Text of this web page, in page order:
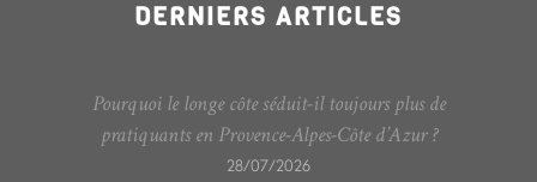
DERNIERS ARTICLES
Pourquoi le longe côte séduit-il toujours plus de
pratiquants en Provence-Alpes-Côte d’Azur ?
28/07/2026